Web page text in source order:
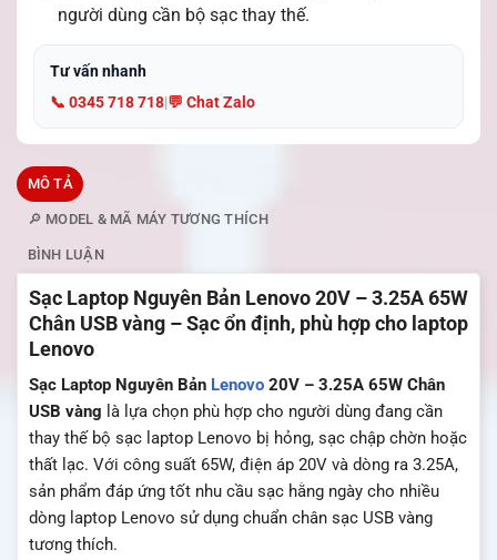
người dùng cần bộ sạc thay thế.
Tư vấn nhanh
📞 0345 718 718|💬 Chat Zalo
MÔ TẢ
🔎 MODEL & MÃ MÁY TƯƠNG THÍCH
BÌNH LUẬN
Sạc Laptop Nguyên Bản Lenovo 20V – 3.25A 65W
Chân USB vàng – Sạc ổn định, phù hợp cho laptop
Lenovo
Sạc Laptop Nguyên Bản Lenovo 20V – 3.25A 65W Chân
USB vàng là lựa chọn phù hợp cho người dùng đang cần
thay thế bộ sạc laptop Lenovo bị hỏng, sạc chập chờn hoặc
thất lạc. Với công suất 65W, điện áp 20V và dòng ra 3.25A,
sản phẩm đáp ứng tốt nhu cầu sạc hằng ngày cho nhiều
dòng laptop Lenovo sử dụng chuẩn chân sạc USB vàng
tương thích.